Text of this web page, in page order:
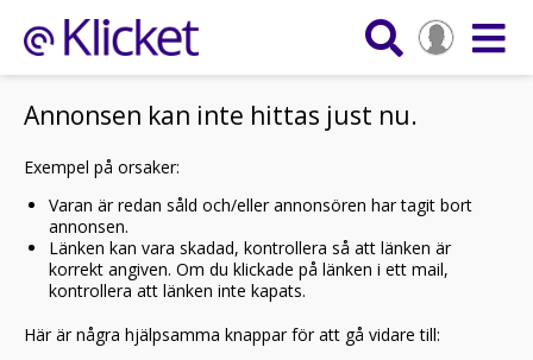
Annonsen kan inte hittas just nu.
Exempel på orsaker:
Varan är redan såld och/eller annonsören har tagit bort
annonsen.
Länken kan vara skadad, kontrollera så att länken är
korrekt angiven. Om du klickade på länken i ett mail,
kontrollera att länken inte kapats.
Här är några hjälpsamma knappar för att gå vidare till: